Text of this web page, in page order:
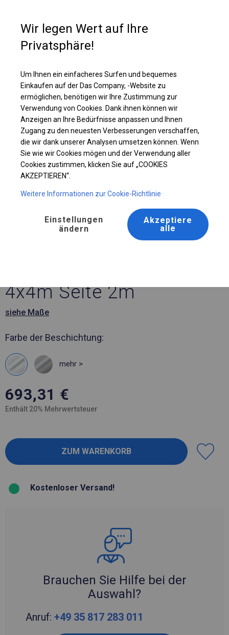
Solides Partyzelt | 4x4 m
4x4m Seite 2m
siehe Maße
Farbe der Beschichtung:
mehr >
693,31 €
Enthält 20% Mehrwertsteuer
Kostenloser Versand!
Brauchen Sie Hilfe bei der
Auswahl?
Anruf: +49 35 817 283 011
Wir legen Wert auf Ihre
Privatsphäre!
Um Ihnen ein einfacheres Surfen und bequemes
Einkaufen auf der Das Company, -Website zu
ermöglichen, benötigen wir Ihre Zustimmung zur
Verwendung von Cookies. Dank ihnen können wir
Anzeigen an Ihre Bedürfnisse anpassen und Ihnen
Zugang zu den neuesten Verbesserungen verschaffen,
die wir dank unserer Analysen umsetzen können. Wenn
Sie wie wir Cookies mögen und der Verwendung aller
Cookies zustimmen, klicken Sie auf „COOKIES
AKZEPTIEREN“.
Weitere Informationen zur Cookie-Richtlinie
Einstellungen
ändern
Akzeptiere
alle